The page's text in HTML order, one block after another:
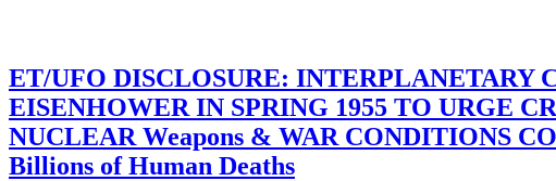
ET/UFO DISCLOSURE: INTERPLANETARY
EISENHOWER IN SPRING 1955 TO URGE
NUCLEAR Weapons & WAR CONDITIONS
Billions of Human Deaths